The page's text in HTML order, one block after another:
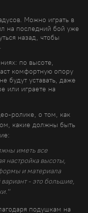
Можно играть в
на последний бой уже
назад, чтобы
по высоте,
комфортную опору
будут уставать, даже
или играете на
ролике, о том, как
какие должны быть
иметь все
настройка высоты,
и материала
- это большие,
подушкам на